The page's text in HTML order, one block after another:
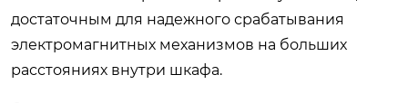
достаточным для надежного срабатывания
электромагнитных механизмов на больших
расстояниях внутри шкафа.